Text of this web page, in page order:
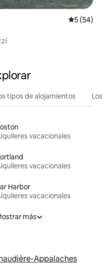
5 (54)
tipos de alojamientos
vacacionales
vacacionales
Harbor
vacacionales
más
Appalaches